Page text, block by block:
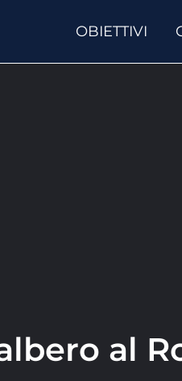
OBIETTIVI
al